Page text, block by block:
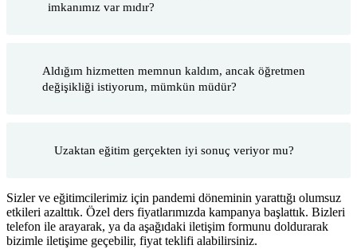
imkanımız var mıdır?
Aldığım hizmetten memnun kaldım, ancak öğretmen
değişikliği istiyorum, mümkün müdür?
Uzaktan eğitim gerçekten iyi sonuç veriyor mu?
Sizler ve eğitimcilerimiz için pandemi döneminin yarattığı olumsuz
etkileri azalttık. Özel ders fiyatlarımızda kampanya başlattık. Bizleri
telefon ile arayarak, ya da aşağıdaki iletişim formunu doldurarak
bizimle iletişime geçebilir, fiyat teklifi alabilirsiniz.